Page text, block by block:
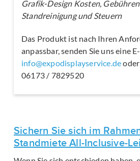
Grafik-Design Kosten,
Standreinigung und Steuern
Das Produkt ist nach Ihren
anpassbar, senden Sie uns eine
info@expodisplayservice.de
06173 / 7829520
Sichern Sie sich im
Standmiete All-Inclusive-